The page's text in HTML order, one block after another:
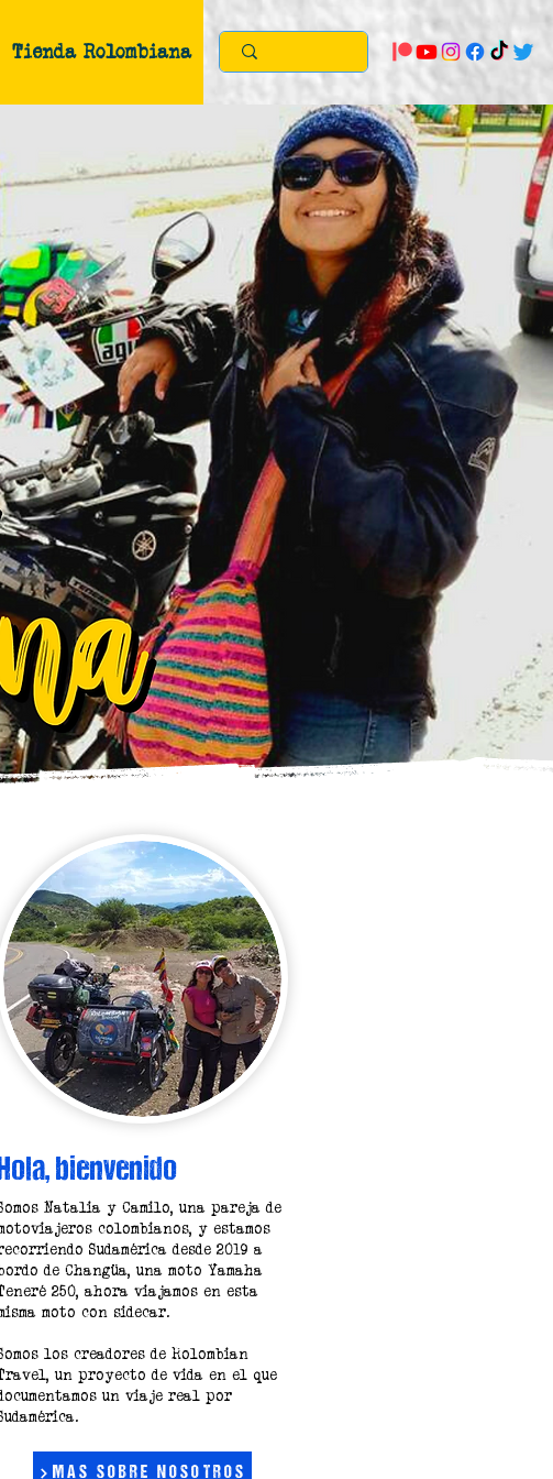
Tienda Rolombiana
bienvenido
Natalia y Camilo, una pareja de
colombianos, y estamos
Sudamérica desde 2019 a
de Changüa, una moto Yamaha
250, ahora viajamos en esta
moto con sidecar.
los creadores de Rolombian
un proyecto de vida en el que
un viaje real por
MÁS SOBRE NOSOTROS